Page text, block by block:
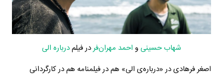
شهاب حسینی و احمد مهران‌فردر فیلمدرباره الی
اصغر فرهادی در «درباره­‌ی الی» هم در فیلمنامه هم در کارگردانی